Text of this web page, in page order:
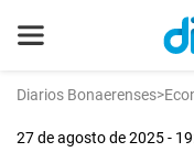
Diarios Bonaerenses>
27 de agosto de 2025 -